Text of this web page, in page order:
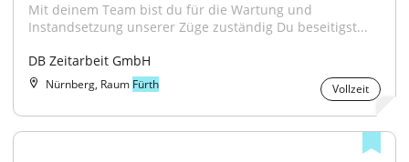
Mit deinem Team bist du für die Wartung und
Instandsetzung unserer Züge zuständig Du beseitigst...
DB Zeitarbeit GmbH
Nürnberg, Raum Fürth Vollzeit